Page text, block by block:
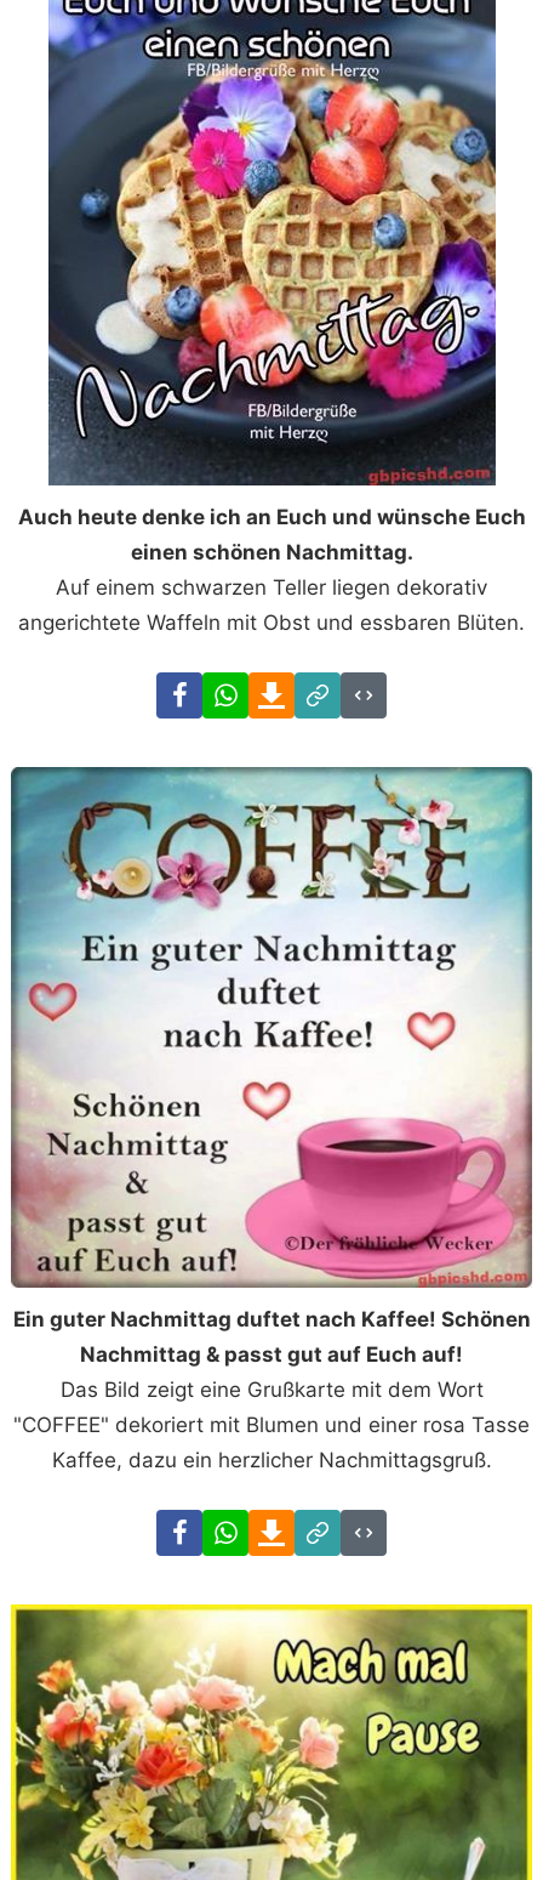
Auch heute denke ich an Euch und wünsche Euch
einen schönen Nachmittag.
Auf einem schwarzen Teller liegen dekorativ
angerichtete Waffeln mit Obst und essbaren Blüten.
FacebookWhatsAppDownload
Link
Code
Ein guter Nachmittag duftet nach Kaffee! Schönen
Nachmittag & passt gut auf Euch auf!
Das Bild zeigt eine Grußkarte mit dem Wort
"COFFEE" dekoriert mit Blumen und einer rosa Tasse
Kaffee, dazu ein herzlicher Nachmittagsgruß.
FacebookWhatsAppDownload
Link
Code